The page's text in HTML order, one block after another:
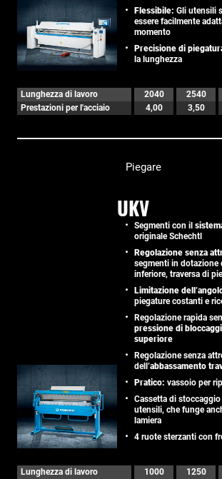
Flessibile: Gli utensili
essere facilmente
momento
Precisione di
la lunghezza
Lunghezza di lavoro 2040 2540
Prestazioni per l'acciaio
4,00 3,50
Piegare
UKV
Segmenti con il
originale Schechtl
Regolazione senza
segmenti in dotazione
inferiore, traversa di
Limitazione
piegature costanti e
Regolazione rapida
pressione di
superiore
Regolazione senza
dell’abbassamento
Pratico: vassoio per
Cassetta di
utensili, che funge
lamiera
4 ruote sterzanti con
Lunghezza di lavoro 1000 1250